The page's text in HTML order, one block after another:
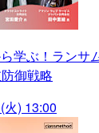
学ぶ！ランサ
御戦略
) 13:00